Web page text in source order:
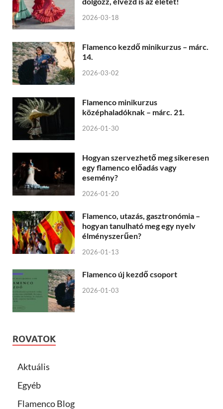
2026-03-18
Flamenco kezdő minikurzus – márc.
14.
2026-03-02
Flamenco minikurzus
középhaladóknak – márc. 21.
2026-01-30
Hogyan szervezhető meg sikeresen
egy flamenco előadás vagy
esemény?
2026-01-20
Flamenco, utazás, gasztronómia –
hogyan tanulható meg egy nyelv
élményszerűen?
2026-01-13
Flamenco új kezdő csoport
2026-01-03
ROVATOK
Aktuális
Egyéb
Flamenco Blog